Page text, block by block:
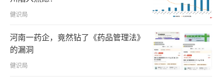
健识局
河南一药企，竟然钻了《药品管理法》
的漏洞
健识局